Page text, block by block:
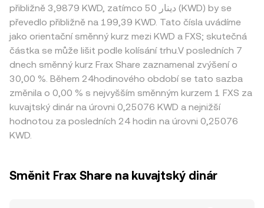
přibližně 3,9879 KWD, zatímco 50 دينار (KWD) by se
převedlo přibližně na 199,39 KWD. Tato čísla uvádíme
jako orientační směnný kurz mezi KWD a FXS; skutečná
částka se může lišit podle kolísání trhu.V posledních 7
dnech směnný kurz Frax Share zaznamenal zvýšení o
30,00 %. Během 24hodinového období se tato sazba
změnila o 0,00 % s nejvyšším směnným kurzem 1 FXS za
kuvajtský dinár na úrovni 0,25076 KWD a nejnižší
hodnotou za posledních 24 hodin na úrovni 0,25076
KWD.
Směnit Frax Share na kuvajtský dinár